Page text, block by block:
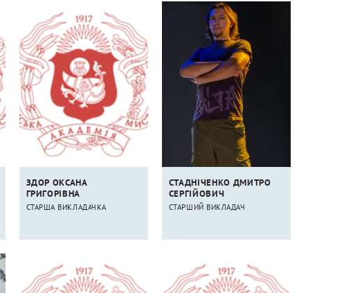
ЗДОР ОКСАНА
ГРИГОРІВНА
СТАРША ВИКЛАДАЧКА
СТАДНІЧЕНКО ДМИТРО
СЕРГІЙОВИЧ
СТАРШИЙ ВИКЛАДАЧ